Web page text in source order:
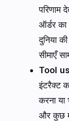
परिणाम
ऑर्डर का
दुनिया
सीमाएँ
Tool
इंटरैक्ट
करना
और कुछ